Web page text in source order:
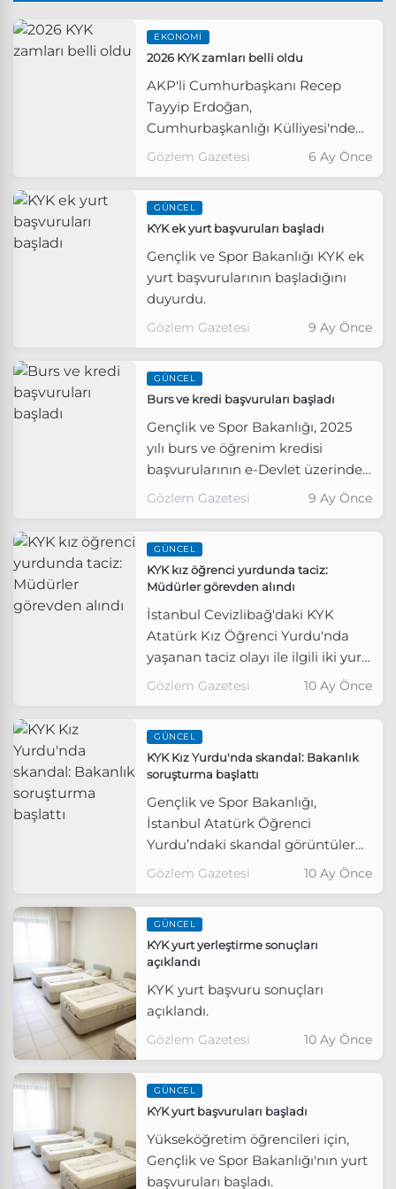
EKONOMI
2026 KYK zamları belli oldu
AKP'li Cumhurbaşkanı Recep
Tayyip Erdoğan,
Cumhurbaşkanlığı Külliyesi'ndeki
Kabine Toplantısı'nın ardından
oranında yükseldiklerini açıkladı.
Gözlem Gazetesi 6 Ay Önce
GÜNCEL
KYK ek yurt başvuruları başladı
Gençlik ve Spor Bakanlığı KYK ek
yurt başvurularının başladığını
duyurdu.
Gözlem Gazetesi 9 Ay Önce
GÜNCEL
Burs ve kredi başvuruları başladı
Gençlik ve Spor Bakanlığı, 2025
yılı burs ve öğrenim kredisi
başvurularının e-Devlet üzerinden
başladığını duyurdu.
Gözlem Gazetesi 9 Ay Önce
GÜNCEL
KYK kız öğrenci yurdunda taciz:
Müdürler görevden alındı
İstanbul Cevizlibağ'daki KYK
Atatürk Kız Öğrenci Yurdu'nda
yaşanan taciz olayı ile ilgili iki yurt
müdürü ile bir müdür yardımcısı
Gözlem Gazetesi 10 Ay Önce
GÜNCEL
KYK Kız Yurdu'nda skandal: Bakanlık
soruşturma başlattı
Gençlik ve Spor Bakanlığı,
İstanbul Atatürk Öğrenci
Yurdu’ndaki skandal görüntülere
ilişkin soruşturma başlatıldığını
Gözlem Gazetesi 10 Ay Önce
GÜNCEL
KYK yurt yerleştirme sonuçları
açıklandı
KYK yurt başvuru sonuçları
açıklandı.
Gözlem Gazetesi 10 Ay Önce
GÜNCEL
KYK yurt başvuruları başladı
Yükseköğretim öğrencileri için,
Gençlik ve Spor Bakanlığı'nın yurt
başvuruları başladı.